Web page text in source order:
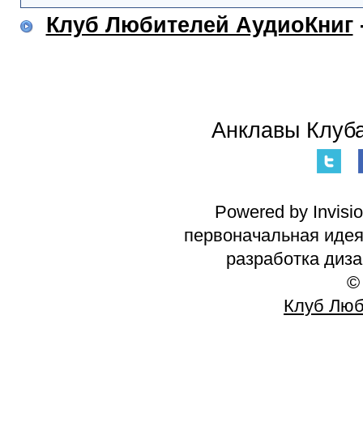
Клуб Любителей АудиоКниг
Анклавы
Powered by
первоначальная
разработка
©
Клуб